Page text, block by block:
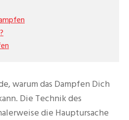
warum das Dampfen Dich
Die Technik des
die Hauptursache